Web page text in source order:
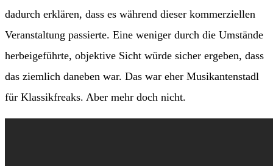
dadurch erklären, dass es während dieser kommerziellen
Veranstaltung passierte. Eine weniger durch die Umstände
herbeigeführte, objektive Sicht würde sicher ergeben, dass
das ziemlich daneben war. Das war eher Musikantenstadl
für Klassikfreaks. Aber mehr doch nicht.